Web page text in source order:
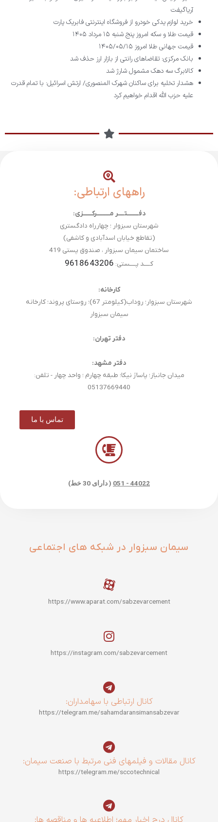
آریاگیفت
خرید لوازم یدکی خودرو از فروشگاه اینترنتی فابریک پارت
قیمت طلا و سکه امروز پنج شنبه ۱۵ مرداد ۱۴۰۵
قیمت جهانی طلا امروز ۱۴۰۵/۰۵/۱۵
بانک مرکزی: تقاضا‌های رانتی از بازار ارز حذف شد
کالابرگ سه دهک مشمول شارژ شد
هشدار تخلیه برای ساکنان شهرک المنصوری/ ارتش اسرائیل: با تمام قدرت
علیه حزب الله اقدام خواهیم کرد
راههای ارتباطی:
دفــــــــتــــر مـــــــــرکــــــزی:
شهرستان سبزوار ؛ چهارراه دادگستری
(تقاطع خیابان اسدآبادی و کاشفی)
ساختمان سیمان سبزوار ، صندوق پستی 419
کــــد پــــستی: 9618643206
کارخانه:
شهرستان سبزوار؛ روداب(کیلومتر 67)؛ روستای پروند؛ کارخانه
سیمان سبزوار
دفتر تهران:
دفتر مشهد:
میدان جانباز؛ پاساژ نیکا؛ طبقه چهارم ؛ واحد چهار - تلفن:
05137669440
تماس با ما
44022 - 051 ( دارای 30 خط)
سیمان سبزوار در شبکه های اجتماعی
https://www.aparat.com/sabzevarcement
https://instagram.com/sabzevarcement
کانال ارتباطی با سهامداران:
https://telegram.me/sahamdaransimansabzevar
کانال مقالات و فیلمهای فنی مرتبط با صنعت سیمان:
https://telegram.me/sccotechnical